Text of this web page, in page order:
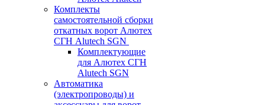
Комплекты
самостоятельной сборки
откатных ворот Алютех
СГН Alutech SGN
Комплектующие
для Алютех СГН
Alutech SGN
Автоматика
(электропроводы) и